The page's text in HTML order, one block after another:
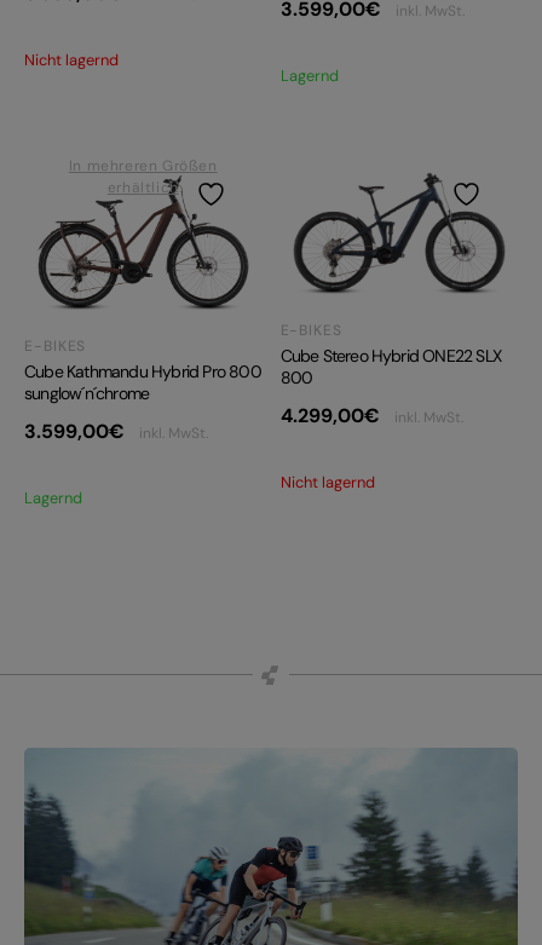
Nicht lagernd
3.599,00€ inkl. MwSt.
Lagernd
In mehreren Größen
erhältlich
E-BIKES
Cube Kathmandu Hybrid Pro 800
sunglow´n´chrome
3.599,00€ inkl. MwSt.
Lagernd
E-BIKES
Cube Stereo Hybrid ONE22 SLX
800
4.299,00€ inkl. MwSt.
Nicht lagernd